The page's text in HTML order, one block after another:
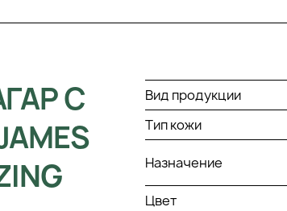
С
Вид продукции
Тип кожи
Назначение
Цвет